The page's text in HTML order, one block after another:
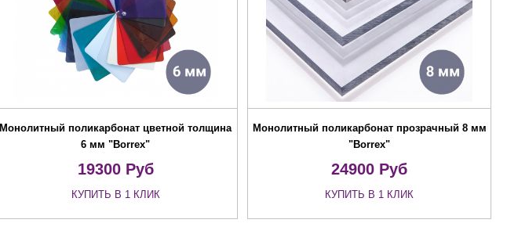
Монолитный поликарбонат цветной толщина
6 мм "Borrex"
19300Руб
КУПИТЬ В 1 КЛИК
Монолитный поликарбонат прозрачный 8 мм
"Borrex"
24900 Руб
КУПИТЬ В 1 КЛИК